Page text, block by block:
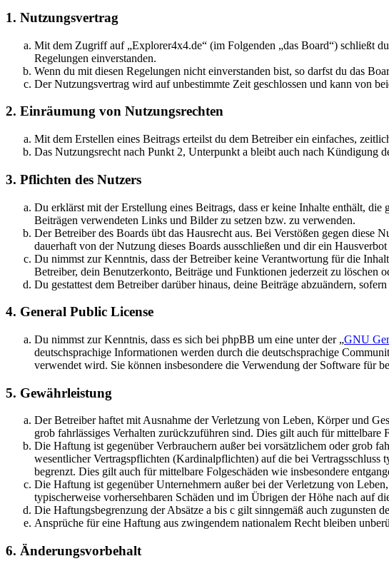
1. Nutzungsvertrag
Mit dem Zugriff auf „Explorer4x4.de“ (im Folgenden „das Board“) schließt
Regelungen einverstanden.
Wenn du mit diesen Regelungen nicht einverstanden bist, so darfst du das
Der Nutzungsvertrag wird auf unbestimmte Zeit geschlossen und kann von
2. Einräumung von Nutzungsrechten
Mit dem Erstellen eines Beitrags erteilst du dem Betreiber ein einfaches,
Das Nutzungsrecht nach Punkt 2, Unterpunkt a bleibt auch nach Kündigung
3. Pflichten des Nutzers
Du erklärst mit der Erstellung eines Beitrags, dass er keine Inhalte enthält,
Beiträgen verwendeten Links und Bilder zu setzen bzw. zu verwenden.
Der Betreiber des Boards übt das Hausrecht aus. Bei Verstößen gegen
dauerhaft von der Nutzung dieses Boards ausschließen und dir ein Hausverbot
Du nimmst zur Kenntnis, dass der Betreiber keine Verantwortung für die
Betreiber, dein Benutzerkonto, Beiträge und Funktionen jederzeit zu löschen
Du gestattest dem Betreiber darüber hinaus, deine Beiträge abzuändern,
4. General Public License
Du nimmst zur Kenntnis, dass es sich bei phpBB um eine unter der „GNU
deutschsprachige Informationen werden durch die deutschsprachige
verwendet wird. Sie können insbesondere die Verwendung der Software für
5. Gewährleistung
Der Betreiber haftet mit Ausnahme der Verletzung von Leben, Körper und
grob fahrlässiges Verhalten zurückzuführen sind. Dies gilt auch für mittelbare
Die Haftung ist gegenüber Verbrauchern außer bei vorsätzlichem oder grob
wesentlicher Vertragspflichten (Kardinalpflichten) auf die bei Vertragsschluss
begrenzt. Dies gilt auch für mittelbare Folgeschäden wie insbesondere
Die Haftung ist gegenüber Unternehmern außer bei der Verletzung von
typischerweise vorhersehbaren Schäden und im Übrigen der Höhe nach auf
Die Haftungsbegrenzung der Absätze a bis c gilt sinngemäß auch zugunsten
Ansprüche für eine Haftung aus zwingendem nationalem Recht bleiben
6. Änderungsvorbehalt